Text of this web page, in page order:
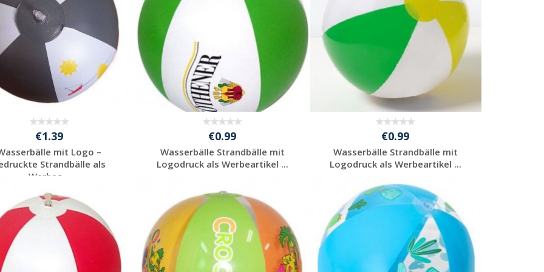
€1.39
mit Logo –
Strandbälle als
Werbea...
Angebot anfordern
€0.99
Wasserbälle Strandbälle mit
Logodruck als Werbeartikel ...
Individuelles
Angebot anfordern
€0.99
Wasserbälle Strandbälle mit
Logodruck als Werbeartikel ...
Individuelles
Angebot anfordern